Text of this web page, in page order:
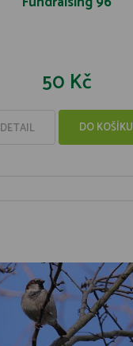
50 Kč
DETAIL DO KOŠÍKU